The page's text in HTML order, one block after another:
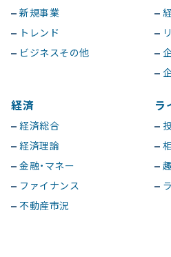
新規事業
トレンド
ビジネスその他
経済
経済総合
経済理論
金融・マネー
ファイナンス
不動産市況
ラ